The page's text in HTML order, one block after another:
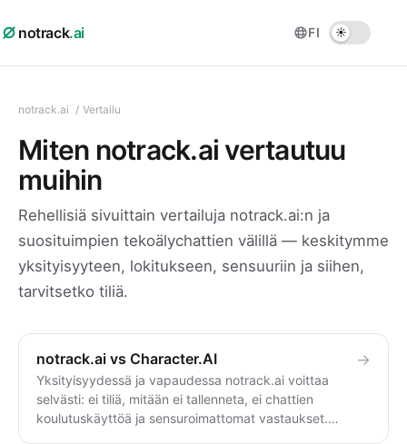
notrack.ai FI
notrack.ai / Vertailu
Miten notrack.ai vertautuu
muihin
Rehellisiä sivuittain vertailuja notrack.ai:n ja
suosituimpien tekoälychattien välillä — keskitymme
yksityisyyteen, lokitukseen, sensuuriin ja siihen,
tarvitsetko tiliä.
notrack.ai vs Character.AI →
Yksityisyydessä ja vapaudessa notrack.ai voittaa
selvästi: ei tiliä, mitään ei tallenneta, ei chattien
koulutuskäyttöä ja sensuroimattomat vastaukset.